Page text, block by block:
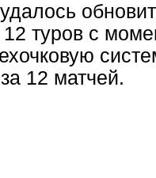
12 туров с
12 матчей.